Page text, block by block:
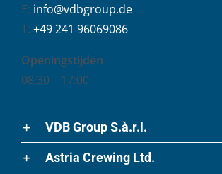
E: info@vdbgroup.de
T: +49 241 96069086
Openingstijden
08:30 – 17:00
VDB Group S.à.r.l.
Astria Crewing Ltd.